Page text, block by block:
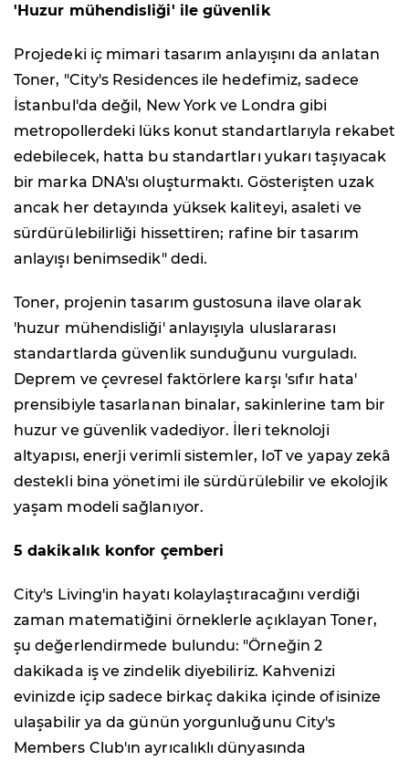
'Huzur mühendisliği' ile güvenlik
Projedeki iç mimari tasarım anlayışını da anlatan
Toner, "City's Residences ile hedefimiz, sadece
İstanbul'da değil, New York ve Londra gibi
metropollerdeki lüks konut standartlarıyla rekabet
edebilecek, hatta bu standartları yukarı taşıyacak
bir marka DNA'sı oluşturmaktı. Gösterişten uzak
ancak her detayında yüksek kaliteyi, asaleti ve
sürdürülebilirliği hissettiren; rafine bir tasarım
anlayışı benimsedik" dedi.
Toner, projenin tasarım gustosuna ilave olarak
'huzur mühendisliği' anlayışıyla uluslararası
standartlarda güvenlik sunduğunu vurguladı.
Deprem ve çevresel faktörlere karşı 'sıfır hata'
prensibiyle tasarlanan binalar, sakinlerine tam bir
huzur ve güvenlik vadediyor. İleri teknoloji
altyapısı, enerji verimli sistemler, IoT ve yapay zekâ
destekli bina yönetimi ile sürdürülebilir ve ekolojik
yaşam modeli sağlanıyor.
5 dakikalık konfor çemberi
City's Living'in hayatı kolaylaştıracağını verdiği
zaman matematiğini örneklerle açıklayan Toner,
şu değerlendirmede bulundu: "Örneğin 2
dakikada iş ve zindelik diyebiliriz. Kahvenizi
evinizde içip sadece birkaç dakika içinde ofisinize
ulaşabilir ya da günün yorgunluğunu City's
Members Club'ın ayrıcalıklı dünyasında